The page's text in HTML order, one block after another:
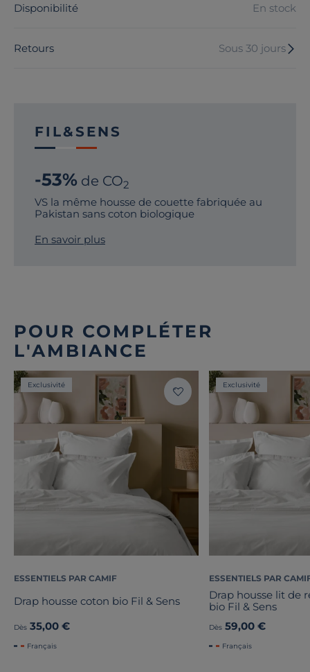
Disponibilité En stock
Retours Sous 30 jours
FIL&SENS
-53% de CO2
VS la même housse de couette fabriquée au
Pakistan sans coton biologique
En savoir plus
POUR COMPLÉTER
L'AMBIANCE
Exclusivité
ESSENTIELS PAR CAMIF
Drap housse coton bio Fil & Sens
Dès 35,00 €
Français
Exclusivité
ESSENTIELS PAR
Drap housse lit de
bio Fil & Sens
Dès 59,00 €
Français